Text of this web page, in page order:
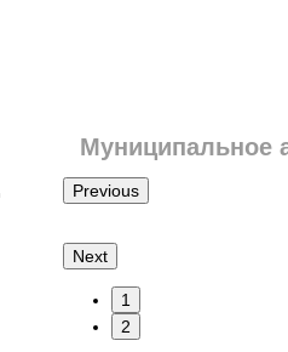
Муниципальное
Previous
Next
1
2